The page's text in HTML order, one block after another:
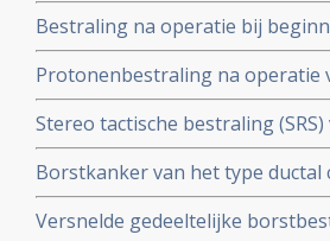
Bestraling na operatie bij
langere ziektevrije tijd tot een
overlevingen na 10 jaar dan
Protonenbestraling na operatie
controle na 2 jaar, lage
longbescherming en
Stereo tactische bestraling
geeft betere overal overleving
((WBRT)
Borstkanker van het type ductal
met alleen operatie en/of
een recidief nog verder omlaag
Versnelde gedeeltelijke